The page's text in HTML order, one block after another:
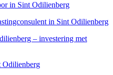
in Sint Odilienberg
in Sint Odilienberg
– investering met
Odilienberg